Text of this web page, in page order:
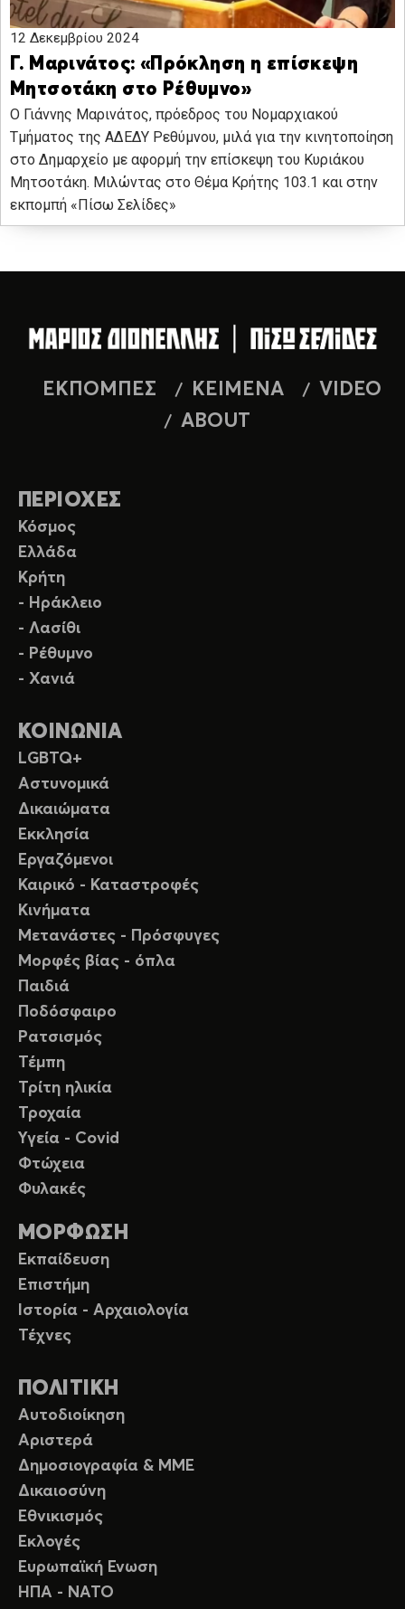
12 Δεκεμβρίου 2024
Γ. Μαρινάτος: «Πρόκληση η επίσκεψη
Μητσοτάκη στο Ρέθυμνο»
Ο Γιάννης Μαρινάτος, πρόεδρος του Νομαρχιακού
Τμήματος της ΑΔΕΔΥ Ρεθύμνου, μιλά για την κινητοποίηση
στο Δημαρχείο με αφορμή την επίσκεψη του Κυριάκου
Μητσοτάκη. Μιλώντας στο Θέμα Κρήτης 103.1 και στην
εκπομπή «Πίσω Σελίδες»
ΕΚΠΟΜΠΕΣ ΚΕΙΜΕΝΑ
VIDEO
ABOUT
ΠΕΡΙΟΧΕΣ
Κόσμος
Ελλάδα
Κρήτη
- Ηράκλειο
- Λασίθι
- Ρέθυμνο
- Χανιά
ΚΟΙΝΩΝΙΑ
LGBTQ+
Αστυνομικά
Δικαιώματα
Εκκλησία
Εργαζόμενοι
Καιρικό - Καταστροφές
Κινήματα
Μετανάστες - Πρόσφυγες
Μορφές βίας - όπλα
Παιδιά
Ποδόσφαιρο
Ρατσισμός
Τέμπη
Τρίτη ηλικία
Τροχαία
Υγεία - Covid
Φτώχεια
Φυλακές
ΜΟΡΦΩΣΗ
Εκπαίδευση
Επιστήμη
Ιστορία - Αρχαιολογία
Τέχνες
ΠΟΛΙΤΙΚΗ
Αυτοδιοίκηση
Αριστερά
Δημοσιογραφία & ΜΜΕ
Δικαιοσύνη
Εθνικισμός
Εκλογές
Ευρωπαϊκή Ενωση
ΗΠΑ - ΝΑΤΟ